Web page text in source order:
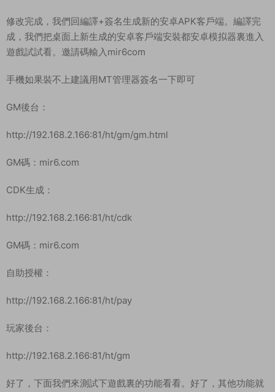
修改完成，我們回編譯+簽名生成新的安卓APK客戶端。編譯完
成，我們把桌面上新生成的安卓客戶端安裝都安卓模拟器裏進入
遊戲試試看。邀請碼輸入mir6com
手機如果裝不上建議用MT管理器簽名一下即可
GM後台：
http://192.168.2.166:81/ht/gm/gm.html
GM碼：mir6.com
CDK生成：
http://192.168.2.166:81/ht/cdk
GM碼：mir6.com
自助授權：
http://192.168.2.166:81/ht/pay
玩家後台：
http://192.168.2.166:81/ht/gm
好了，下面我們來測試下遊戲裏的功能看看。好了，其他功能就